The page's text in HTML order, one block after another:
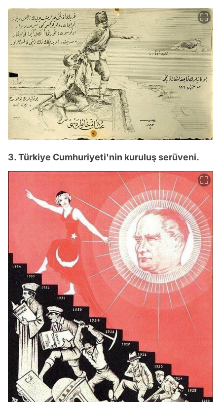
3. Türkiye Cumhuriyeti'nin kuruluş serüveni.